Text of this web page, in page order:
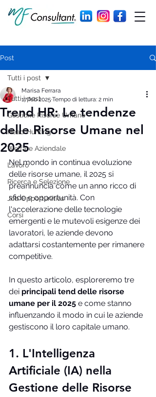
Post
Tutti i post
Gestione Risorse Umane
Head Hunting
Welfare Aziendale
Lavoro
Ricerca e Selezione
Job Opportunities
Corsi
Tutti i post
Trend HR: Le tendenze
delle Risorse Umane nel
2025
Marisa Ferrara
17 feb 2025 Tempo di lettura: 2 min
Nel mondo in continua evoluzione
delle risorse umane, il 2025 si
preannuncia come un anno ricco di
sfide e opportunità. Con
l'accelerazione delle tecnologie
emergenti e le mutevoli esigenze dei
lavoratori, le aziende devono
adattarsi costantemente per rimanere
competitive.
In questo articolo, esploreremo tre
dei principali tend delle risorse
umane per il 2025 e come stanno
influenzando il modo in cui le aziende
gestiscono il loro capitale umano.
1. L'Intelligenza
Artificiale (IA) nella
Gestione delle Risorse